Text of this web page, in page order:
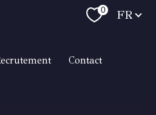
0 Langue
FR
recrutement contact